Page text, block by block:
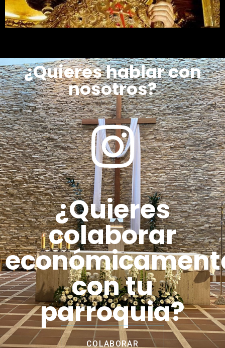
¿Quieres hablar con
nosotros?
¿Quieres
colaborar
con tu
parroquia?
COLABORAR